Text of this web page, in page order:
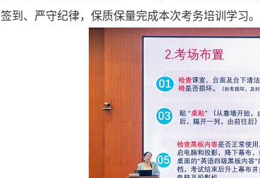
签到、严守纪律，保质保量完成本次考务培训学习。